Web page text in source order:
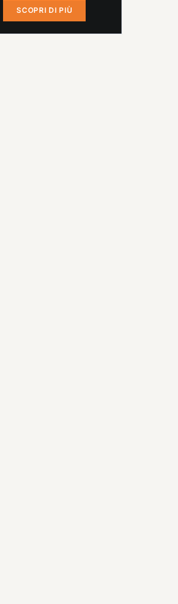
SCOPRI DI PIÙ